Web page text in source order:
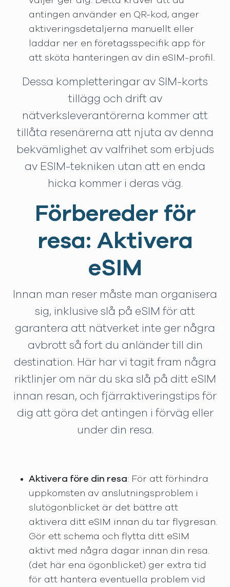
antingen använder en QR-kod, anger
aktiveringsdetaljerna manuellt eller
laddar ner en företagsspecifik app för
att sköta hanteringen av din eSIM-profil.
Dessa kompletteringar av SIM-korts
tillägg och drift av
nätverksleverantörerna kommer att
tillåta resenärerna att njuta av denna
bekvämlighet av valfrihet som erbjuds
av ESIM-tekniken utan att en enda
hicka kommer i deras väg.
Förbereder för
resa: Aktivera
eSIM
Innan man reser måste man organisera
sig, inklusive slå på eSIM för att
garantera att nätverket inte ger några
avbrott så fort du anländer till din
destination. Här har vi tagit fram några
riktlinjer om när du ska slå på ditt eSIM
innan resan, och fjärraktiveringstips för
dig att göra det antingen i förväg eller
under din resa.
Aktivera före din resa: För att förhindra
uppkomsten av anslutningsproblem i
slutögonblicket är det bättre att
aktivera ditt eSIM innan du tar flygresan.
Gör ett schema och flytta ditt eSIM
aktivt med några dagar innan din resa.
(det här ena ögonblicket) ger extra tid
för att hantera eventuella problem vid